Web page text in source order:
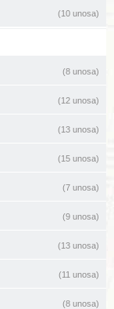
(10 unosa)
(8 unosa)
(12 unosa)
(13 unosa)
(15 unosa)
(7 unosa)
(9 unosa)
(13 unosa)
(11 unosa)
(8 unosa)